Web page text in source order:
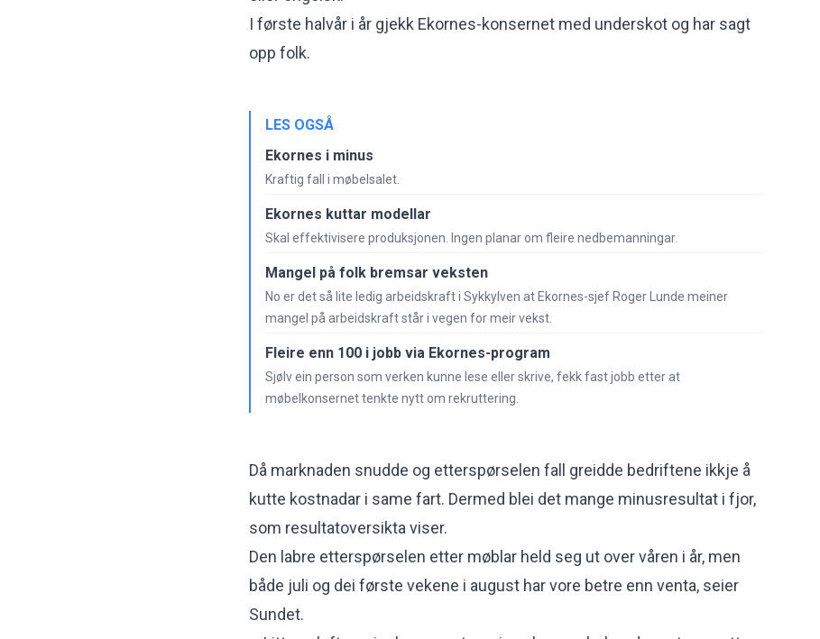
I første halvår i år gjekk Ekornes-konsernet med underskot og har sagt
opp folk.
LES OGSÅ
Ekornes i minus
Kraftig fall i møbelsalet.
Ekornes kuttar modellar
Skal effektivisere produksjonen. Ingen planar om fleire nedbemanningar.
Mangel på folk bremsar veksten
No er det så lite ledig arbeidskraft i Sykkylven at Ekornes-sjef Roger Lunde meiner
mangel på arbeidskraft står i vegen for meir vekst.
Fleire enn 100 i jobb via Ekornes-program
Sjølv ein person som verken kunne lese eller skrive, fekk fast jobb etter at
møbelkonsernet tenkte nytt om rekruttering.
Då marknaden snudde og etterspørselen fall greidde bedriftene ikkje å
kutte kostnadar i same fart. Dermed blei det mange minusresultat i fjor,
som resultatoversikta viser.
Den labre etterspørselen etter møblar held seg ut over våren i år, men
både juli og dei første vekene i august har vore betre enn venta, seier
Sundet.